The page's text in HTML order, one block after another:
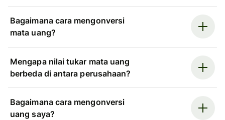
Bagaimana cara mengonversi
mata uang?
Mengapa nilai tukar mata uang
berbeda di antara perusahaan?
Bagaimana cara mengonversi
uang saya?